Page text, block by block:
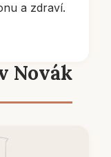
a zdraví.
Novák